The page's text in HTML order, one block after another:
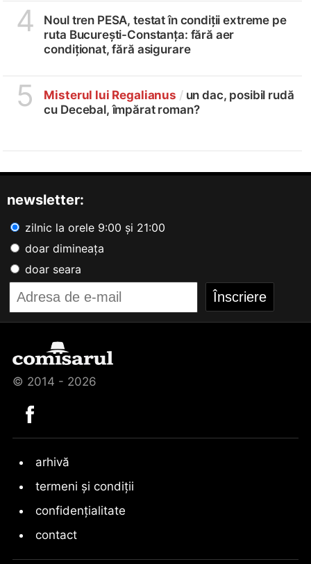
4
Noul tren PESA, testat în condiții extreme pe
ruta București-Constanța: fără aer
condiționat, fără asigurare
5 Misterul lui Regalianus /un dac, posibil rudă
cu Decebal, împărat roman?
newsletter:
zilnic la orele 9:00 și 21:00
doar dimineața
doar seara
© 2014 - 2026
arhivă
termeni și condiții
confidențialitate
contact